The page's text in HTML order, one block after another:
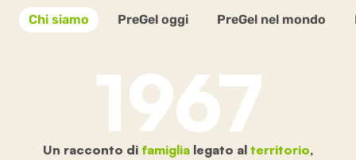
Chi siamo PreGel oggi PreGel nel mondo
1967
Un racconto di famiglia legato al territorio,